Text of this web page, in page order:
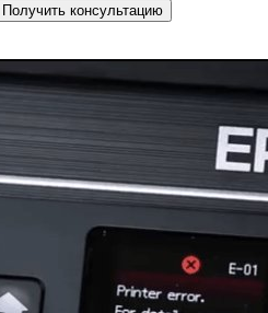
Получить консультацию